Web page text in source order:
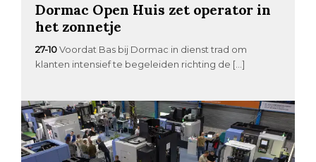
Dormac Open Huis zet operator in
het zonnetje
27-10 Voordat Bas bij Dormac in dienst trad om
klanten intensief te begeleiden richting de […]